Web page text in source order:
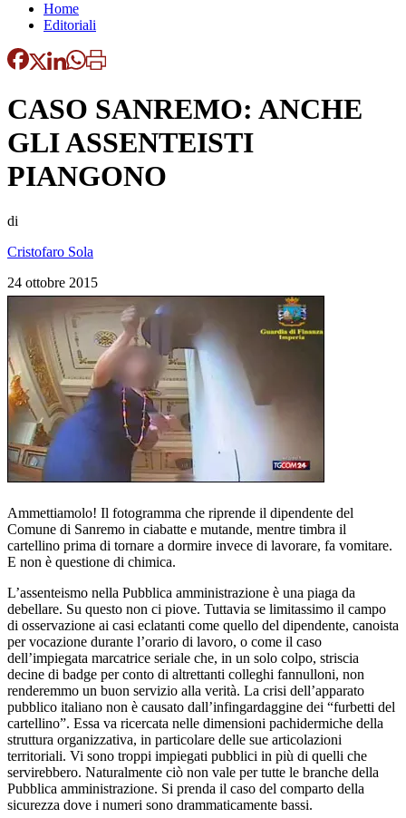
Home
Editoriali
CASO SANREMO: ANCHE
GLI ASSENTEISTI
PIANGONO
di
Cristofaro Sola
24 ottobre 2015
Ammettiamolo! Il fotogramma che riprende il dipendente del
Comune di Sanremo in ciabatte e mutande, mentre timbra il
cartellino prima di tornare a dormire invece di lavorare, fa vomitare.
E non è questione di chimica.
L’assenteismo nella Pubblica amministrazione è una piaga da
debellare. Su questo non ci piove. Tuttavia se limitassimo il campo
di osservazione ai casi eclatanti come quello del dipendente, canoista
per vocazione durante l’orario di lavoro, o come il caso
dell’impiegata marcatrice seriale che, in un solo colpo, striscia
decine di badge per conto di altrettanti colleghi fannulloni, non
renderemmo un buon servizio alla verità. La crisi dell’apparato
pubblico italiano non è causato dall’infingardaggine dei “furbetti del
cartellino”. Essa va ricercata nelle dimensioni pachidermiche della
struttura organizzativa, in particolare delle sue articolazioni
territoriali. Vi sono troppi impiegati pubblici in più di quelli che
servirebbero. Naturalmente ciò non vale per tutte le branche della
Pubblica amministrazione. Si prenda il caso del comparto della
sicurezza dove i numeri sono drammaticamente bassi.